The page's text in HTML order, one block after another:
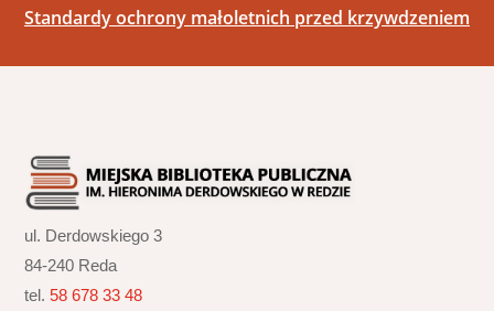
Standardy ochrony małoletnich przed krzywdzeniem
ul. Derdowskiego 3
84-240 Reda
tel.58 678 33 48